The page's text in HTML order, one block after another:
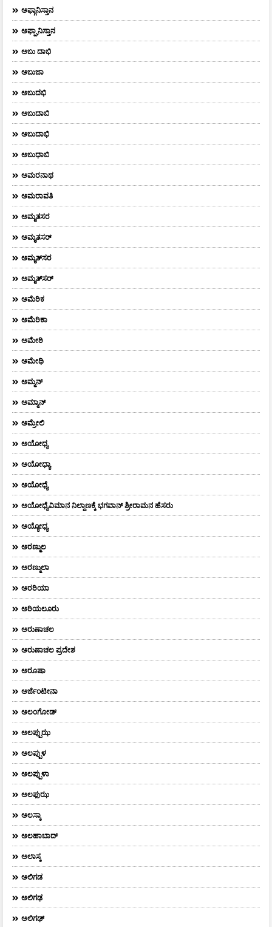
ಅಫ್ಗಾನಿಸ್ತಾನ
ಅಫ್ಘಾನಿಸ್ತಾನ
ಅಬು ದಾಭಿ
ಅಬುಜಾ
ಅಬುದಭಿ
ಅಬುದಾಬಿ
ಅಬುದಾಭಿ
ಅಬುಧಾಬಿ
ಅಮರನಾಥ
ಅಮರಾವತಿ
ಅಮೃತಸರ
ಅಮೃತಸರ್
ಅಮೃತ್‌ಸರ
ಅಮೃತ್​ಸರ್​
ಅಮೆರಿಕ
ಅಮೆರಿಕಾ
ಅಮೇಠಿ
ಅಮೇಥಿ
ಅಮ್ಮನ್‌
ಅಮ್ಮಾನ್
ಅಮ್ರೇಲಿ
ಅಯೋಧ್ಯ
ಅಯೋಧ್ಯಾ
ಅಯೋಧ್ಯೆ
ಅಯೋಧ್ಯೆವಿಮಾನ ನಿಲ್ದಾಣಕ್ಕೆ ಭಗವಾನ್ ಶ್ರೀರಾಮನ ಹೆಸರು
ಅಯ್ಯೋಧ್ಯ
ಅರಣ್ಮುಲ
ಅರಣ್ಮುಲಾ
ಅರರಿಯಾ
ಅರಿಯಲೂರು
ಅರುಣಾಚಲ
ಅರುಣಾಚಲ ಪ್ರದೇಶ
ಅರೂಷಾ
ಅರ್ಜೆಂಟೀನಾ
ಅಲಂಗೋಡ್
ಅಲಪ್ಪುಝ
ಅಲಪ್ಪುಳ
ಅಲಪ್ಪುಳಾ
ಅಲಫುಝ
ಅಲಸ್ಕಾ
ಅಲಹಾಬಾದ್
ಅಲಾಸ್ಕ
ಅಲಿಗಡ
ಅಲಿಗಢ
ಅಲಿಗಢ್